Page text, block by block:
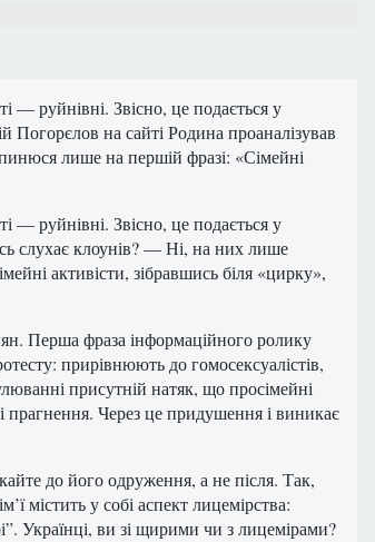
— руйнівні. Звісно, це подається у
на сайті Родина проаналізував
лише на першій фразі: «Сімейні
— руйнівні. Звісно, це подається у
слухає клоунів? — Ні, на них лише
активісти, зібравшись біля «цирку»,
Перша фраза інформаційного ролику
прирівнюють до гомосексуалістів,
присутній натяк, що просімейні
прагнення. Через це придушення і виникає
до його одруження, а не після. Так,
містить у собі аспект лицемірства:
Українці, ви зі щирими чи з лицемірами?